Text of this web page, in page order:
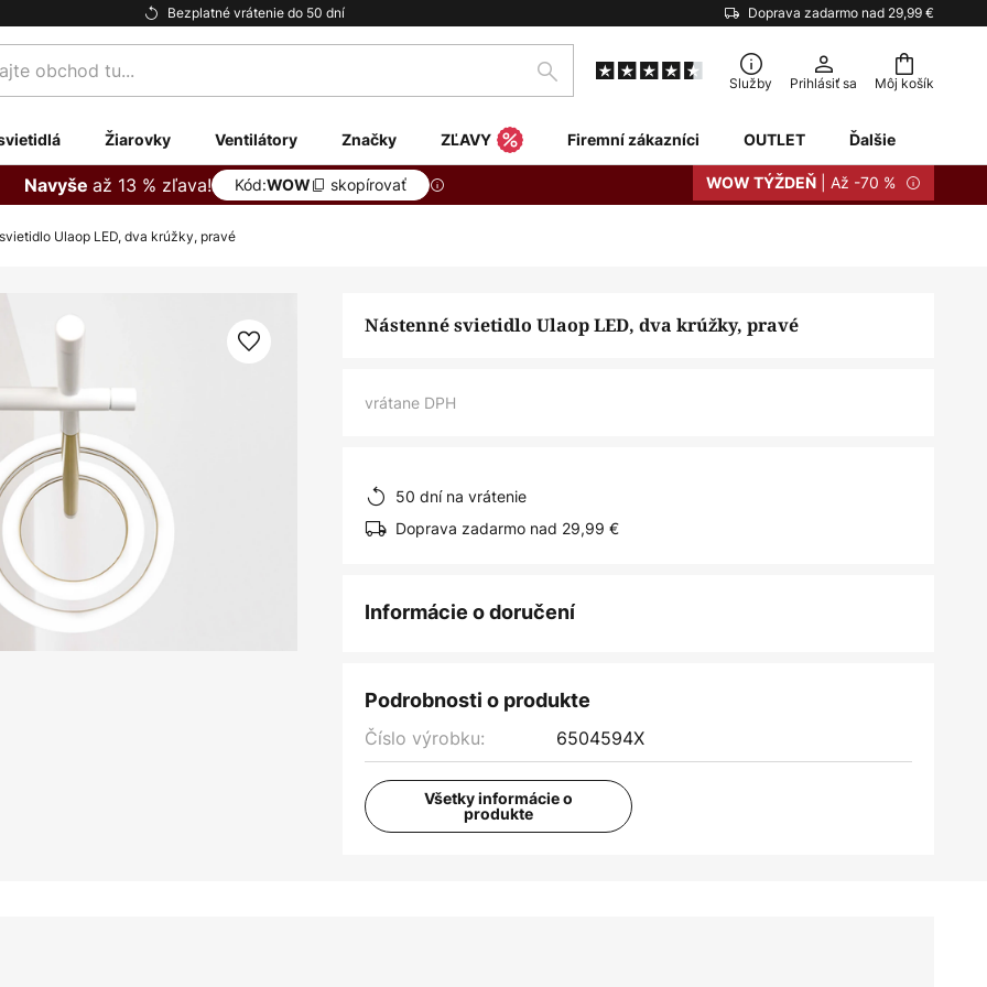
Bezplatné vrátenie do 50 dní Doprava zadarmo nad 29,99 €
Môj košík
Hľadať Služby Prihlásiť sa
Žiarovky Ventilátory Značky ZĽAVY Firemní zákazníci OUTLET Ďalšie
Navyše až 13 % zľava! Kód:WOW skopírovať WOW TÝŽDEŇ | Až -70 %
Ulaop LED, dva krúžky, pravé
Nástenné svietidlo Ulaop LED, dva krúžky, pravé
vrátane DPH
50 dní na vrátenie
Doprava zadarmo nad 29,99 €
Informácie o doručení
Podrobnosti o produkte
Číslo výrobku: 6504594X
Všetky informácie o
produkte